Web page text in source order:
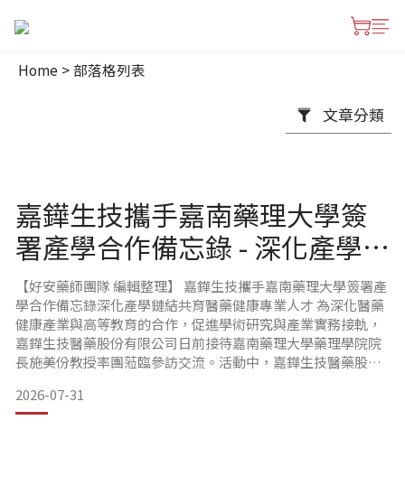
Home >部落格列表
文章分類
嘉鏵生技攜手嘉南藥理大學簽
署產學合作備忘錄 - 深化產學鏈
結，共育醫藥健康專業人才
【好安藥師團隊 編輯整理】 嘉鏵生技攜手嘉南藥理大學簽署產
學合作備忘錄深化產學鏈結共育醫藥健康專業人才 為深化醫藥
健康產業與高等教育的合作，促進學術研究與產業實務接軌，
嘉鏵生技醫藥股份有限公司日前接待嘉南藥理大學藥理學院院
長施美份教授率團蒞臨參訪交流。活動中，嘉鏵生技醫藥股份
業，與嘉南藥理大學正式簽署產學合作備忘錄（MOU），共同
推動學生實習、專題研究、教育訓練及產學合作計畫，建立長
2026-07-31